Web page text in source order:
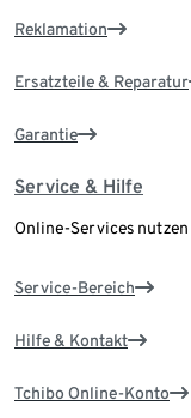
Reklamation
Ersatzteile & Reparatur
Garantie
Service & Hilfe
Online-Services
Service-Bereich
Hilfe & Kontakt
Tchibo Online-Konto